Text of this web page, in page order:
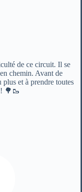
de ce circuit. Il se
chemin. Avant de
et à prendre toutes
! 🌳🥾